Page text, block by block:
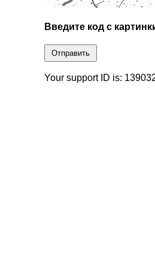
Введите код с
Отправить
Your support ID is: